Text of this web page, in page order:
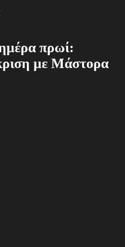
πρωί:
με Μάστορα